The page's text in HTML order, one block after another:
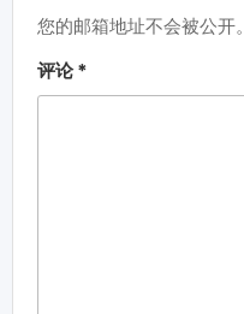
您的邮箱地址不会被公开。
评论*